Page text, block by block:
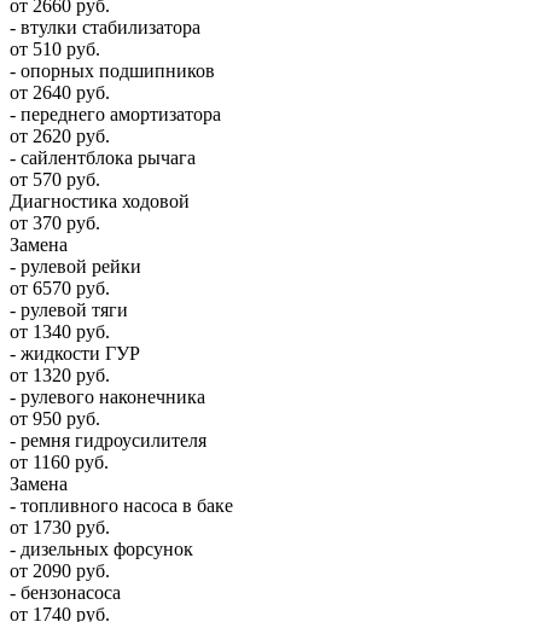
от 2660 руб.
- втулки стабилизатора
от 510 руб.
- опорных подшипников
от 2640 руб.
- переднего амортизатора
от 2620 руб.
- сайлентблока рычага
от 570 руб.
Диагностика ходовой
от 370 руб.
Замена
- рулевой рейки
от 6570 руб.
- рулевой тяги
от 1340 руб.
- жидкости ГУР
от 1320 руб.
- рулевого наконечника
от 950 руб.
- ремня гидроусилителя
от 1160 руб.
Замена
- топливного насоса в баке
от 1730 руб.
- дизельных форсунок
от 2090 руб.
- бензонасоса
от 1740 руб.